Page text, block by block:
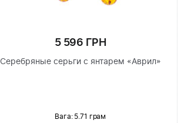
5 596 ГРН
Серебряные серьги с янтарем «Аврил»
Вага: 5.71 грам